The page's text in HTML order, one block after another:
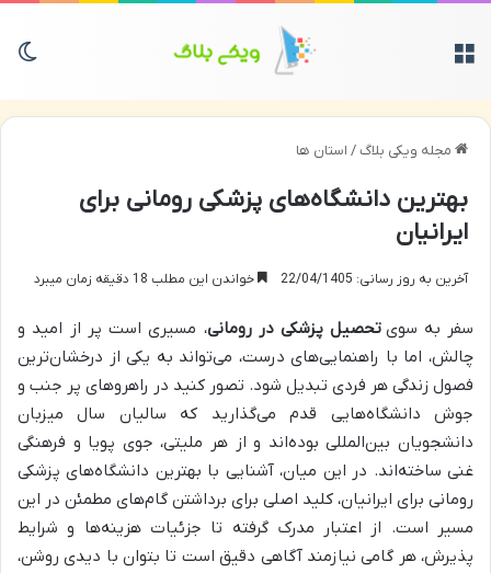
مجله ویکی بلاگ/ استان ها
بهترین دانشگاه‌های پزشکی رومانی برای
ایرانیان
آخرین به روز رسانی: 22/04/1405 خواندن این مطلب 18 دقیقه زمان میبرد
سفر به سوی تحصیل پزشکی در رومانی، مسیری است پر از امید و
چالش، اما با راهنمایی‌های درست، می‌تواند به یکی از درخشان‌ترین
فصول زندگی هر فردی تبدیل شود. تصور کنید در راهروهای پر جنب و
جوش دانشگاه‌هایی قدم می‌گذارید که سالیان سال میزبان
دانشجویان بین‌المللی بوده‌اند و از هر ملیتی، جوی پویا و فرهنگی
غنی ساخته‌اند. در این میان، آشنایی با بهترین دانشگاه‌های پزشکی
رومانی برای ایرانیان، کلید اصلی برای برداشتن گام‌های مطمئن در این
مسیر است. از اعتبار مدرک گرفته تا جزئیات هزینه‌ها و شرایط
پذیرش، هر گامی نیازمند آگاهی دقیق است تا بتوان با دیدی روشن،